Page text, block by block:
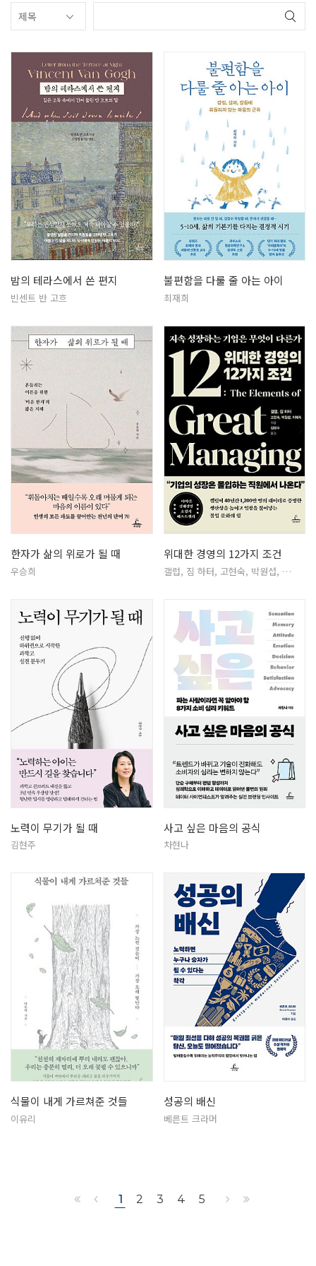
밤의 테라스에서 쓴 편지
빈센트 반 고흐
불편함을 다룰 줄 아는 아이
최재희
한자가 삶의 위로가 될 때
우승희
위대한 경영의 12가지 조건
갤럽, 짐 하터, 고현숙, 박원섭, …
노력이 무기가 될 때
김현주
사고 싶은 마음의 공식
차현나
식물이 내게 가르쳐준 것들
이유리
성공의 배신
베른트 크라머
1 2 3 4 5